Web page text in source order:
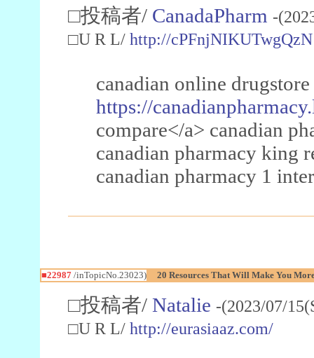
□投稿者/ CanadaPharm -
□U R L/ http://cPFnjNIKUTwgQzN
canadian online
https://
compare</a> canadian
canadian pharmacy king
canadian pharmacy 1
■22987/inTopicNo.23023) 20 Resources That Will Make You
□投稿者/ Natalie -(2023/07/
□U R L/ http://eurasiaaz.com/